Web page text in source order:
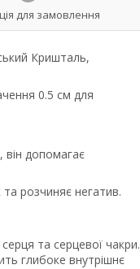
для замовлення
Кришталь,
0.5 см для
допомагає
та розчиняє негатив.
та серцевої чакри.
глибоке внутрішнє